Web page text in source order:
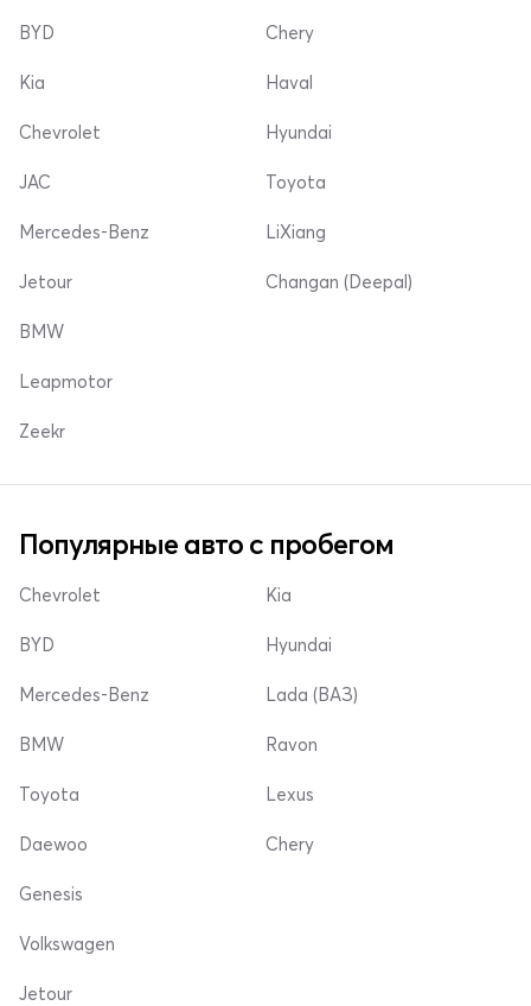
BYD
Kia
Chevrolet
Chery
Haval
Hyundai
JAC
Mercedes-Benz
Jetour
Toyota
LiXiang
Changan (Deepal)
BMW
Leapmotor
Zeekr
Популярные авто с пробегом
Chevrolet
BYD
Mercedes-Benz
Kia
Hyundai
Lada (ВАЗ)
BMW
Toyota
Daewoo
Ravon
Lexus
Chery
Genesis
Volkswagen
Jetour